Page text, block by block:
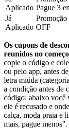
Aplicado Pague 3
Já
Aplicado OFF
Os cupons de
reunidos no
copie o código e
ou pelo app, antes
letra miúda
a condição antes de
código: abaixo você
ele é recusado e
calça, moda praia e
mais, pague menos".